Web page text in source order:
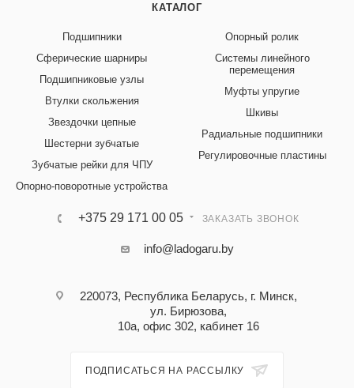
КАТАЛОГ
Подшипники
Сферические шарниры
Подшипниковые узлы
Втулки скольжения
Звездочки цепные
Шестерни зубчатые
Зубчатые рейки для ЧПУ
Опорно-поворотные устройства
Опорный ролик
Системы линейного
перемещения
Муфты упругие
Шкивы
Радиальные подшипники
Регулировочные пластины
+375 29 171 00 05 ЗАКАЗАТЬ ЗВОНОК
info@ladogaru.by
220073, Республика Беларусь, г. Минск,
ул. Бирюзова,
10а, офис 302, кабинет 16
ПОДПИСАТЬСЯ НА РАССЫЛКУ